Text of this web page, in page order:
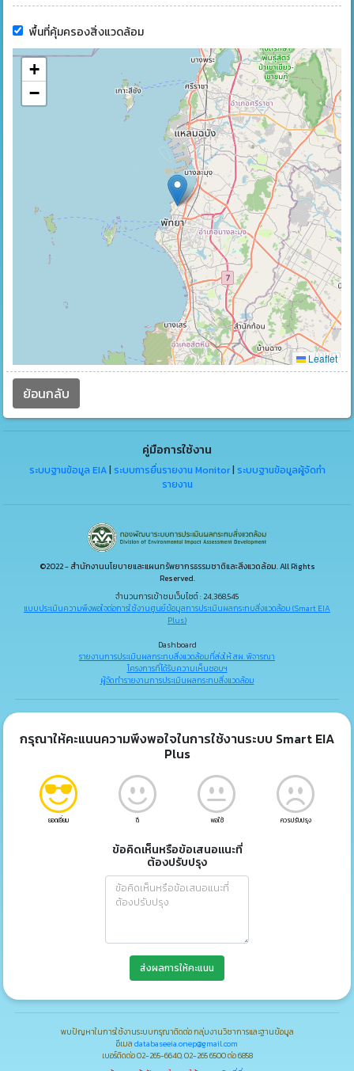
พื้นที่คุ้มครองสิ่งแวดล้อม
+
−
Leaflet
ย้อนกลับ
คู่มือการใช้งาน
ระบบฐานข้อมูล EIA| ระบบการยื่นรายงาน Monitor| ระบบฐานข้อมูลผู้จัดทำ
รายงาน
©2022 - สำนักงานนโยบายและแผนทรัพยากรธรรมชาติและสิ่งแวดล้อม. All Rights
Reserved.
จำนวนการเข้าชมเว็บไซต์ : 24,368,545
แบบประเมินความพึงพอใจต่อการใช้งานศูนย์ข้อมูลการประเมินผลกระทบสิ่งแวดล้อม (Smart EIA
Plus)
Dashboard
รายงานการประเมินผลกระทบสิ่งแวดล้อมที่ส่งให้ สผ. พิจารณา
โครงการที่ได้รับความเห็นชอบฯ
ผู้จัดทำรายงานการประเมินผลกระทบสิ่งแวดล้อม
กรุณาให้คะแนนความพึงพอใจในการใช้งานระบบ Smart EIA
Plus
ยอดเยี่ยม ดี พอใช้ ควรปรับปรุง
ข้อคิดเห็นหรือข้อเสนอแนะที่
ต้องปรับปรุง
ส่งผลการให้คะแนน
พบปัญหาในการใช้งานระบบกรุณาติดต่อ กลุ่มงานวิชาการและฐานข้อมูล
อีเมล databaseeia.onep@gmail.com
เบอร์ติดต่อ 02-265-6640, 02-265 6500 ต่อ 6858